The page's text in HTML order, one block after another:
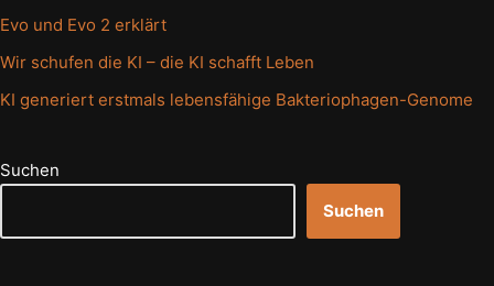
Evo und Evo 2 erklärt
Wir schufen die KI – die KI schafft Leben
KI generiert erstmals lebensfähige Bakteriophagen-Genome
Suchen
Suchen